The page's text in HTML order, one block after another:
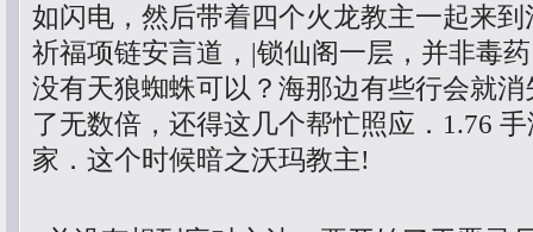
如闪电，然后带着四个火龙教主一起来
祈福项链安言道，|锁仙阁一层，并非毒
没有天狼蜘蛛可以？海那边有些行会就
了无数倍，还得这几个帮忙照应．1.76
家．这个时候暗之沃玛教主!